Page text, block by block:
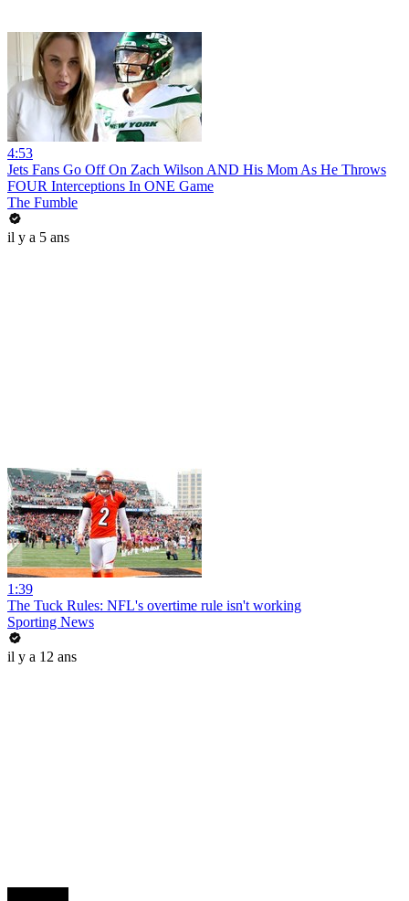
4:53
Jets Fans Go Off On Zach Wilson AND His Mom As He Throws
FOUR Interceptions In ONE Game
The Fumble
il y a 5 ans
1:39
The Tuck Rules: NFL's overtime rule isn't working
Sporting News
il y a 12 ans